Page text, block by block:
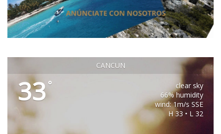
CANCUN
33°
clear sky
66% humidity
wind: 1m/s SSE
H 33 • L 32